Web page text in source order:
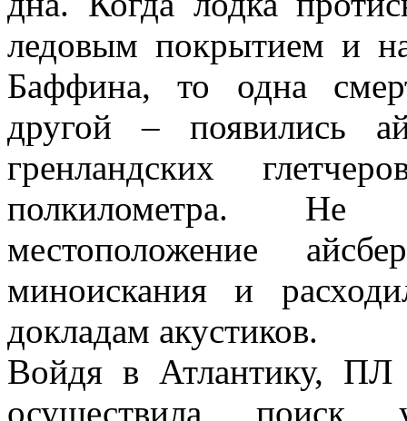
ледовым покрытием и
Баффина, то одна
другой – появились
гренландских
полкилометра. Не
местоположение
миноискания и
докладам акустиков.
Войдя в Атлантику, ПЛ
осуществила поиск